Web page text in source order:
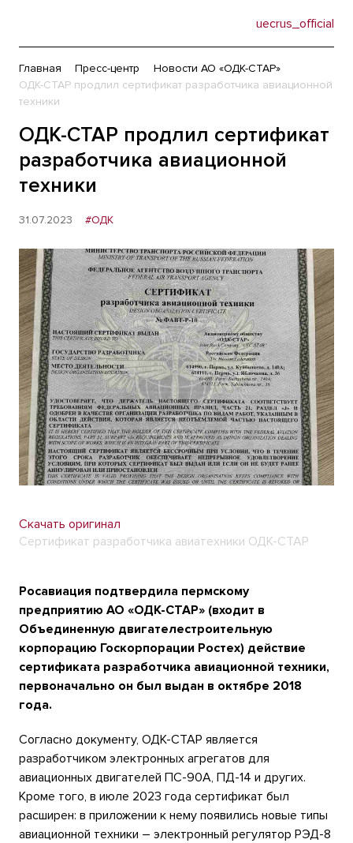
uecrus_official
Главная Пресс-центр
Новости АО «ОДК-СТАР»
ОДК-СТАР продлил сертификат разработчика авиационной
техники
ОДК-СТАР продлил сертификат
разработчика авиационной
техники
31.07.2023 #ОДК
Скачать оригинал
Сертификат разработчика авиатехники ОДК-СТАР
Росавиация подтвердила пермскому
предприятию АО «ОДК-СТАР» (входит в
Объединенную двигателестроительную
корпорацию Госкорпорации Ростех) действие
сертификата разработчика авиационной техники,
первоначально он был выдан в октябре 2018
года.
Согласно документу, ОДК-СТАР является
разработчиком электронных агрегатов для
авиационных двигателей ПС-90А, ПД-14 и других.
Кроме того, в июле 2023 года сертификат был
расширен: в приложении к нему появились новые типы
авиационной техники – электронный регулятор РЭД-8